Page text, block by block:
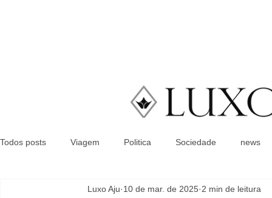
Todos posts Viagem Politica Sociedade news
Luxo Aju 10 de mar. de 2025 2 min de leitura